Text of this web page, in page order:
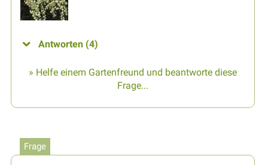
Antworten (4)
» Helfe einem Gartenfreund und beantworte diese
Frage...
Frage